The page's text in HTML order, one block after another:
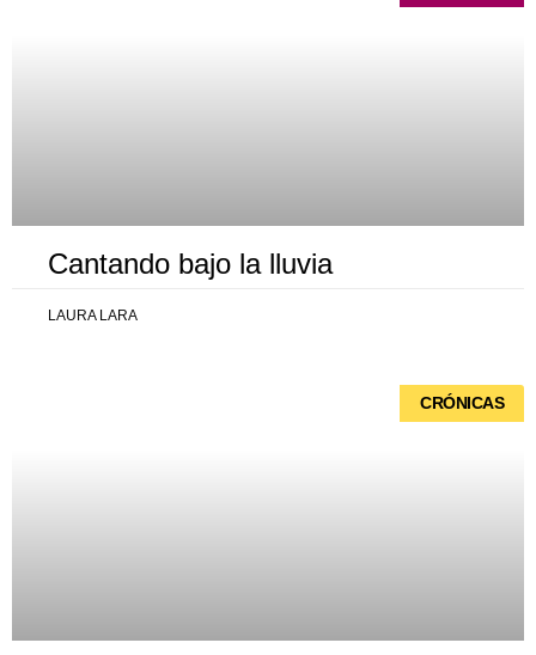
Cantando bajo la lluvia
LAURA LARA
CRÓNICAS